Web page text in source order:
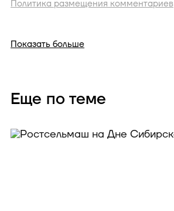
Политика размещения комментариев
Показать больше
Еще по теме